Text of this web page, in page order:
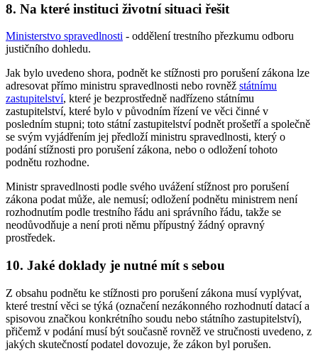
8. Na které instituci životní situaci řešit
Ministerstvo spravedlnosti - oddělení trestního přezkumu odboru
justičního dohledu.
Jak bylo uvedeno shora, podnět ke stížnosti pro porušení zákona lze
adresovat přímo ministru spravedlnosti nebo rovněž státnímu
zastupitelství, které je bezprostředně nadřízeno státnímu
zastupitelství, které bylo v původním řízení ve věci činné v
posledním stupni; toto státní zastupitelství podnět prošetří a společně
se svým vyjádřením jej předloží ministru spravedlnosti, který o
podání stížnosti pro porušení zákona, nebo o odložení tohoto
podnětu rozhodne.
Ministr spravedlnosti podle svého uvážení stížnost pro porušení
zákona podat může, ale nemusí; odložení podnětu ministrem není
rozhodnutím podle trestního řádu ani správního řádu, takže se
neodůvodňuje a není proti němu přípustný žádný opravný
prostředek.
10. Jaké doklady je nutné mít s sebou
Z obsahu podnětu ke stížnosti pro porušení zákona musí vyplývat,
které trestní věci se týká (označení nezákonného rozhodnutí datací a
spisovou značkou konkrétního soudu nebo státního zastupitelství),
přičemž v podání musí být současně rovněž ve stručnosti uvedeno, z
jakých skutečností podatel dovozuje, že zákon byl porušen.